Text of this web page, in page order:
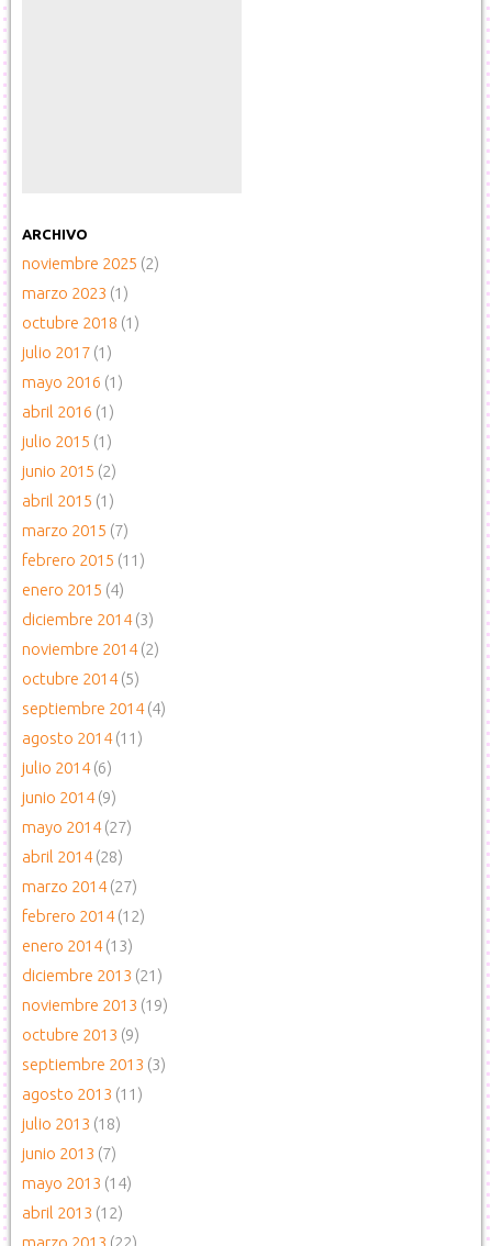
ARCHIVO
noviembre 2025 (2)
marzo 2023 (1)
octubre 2018 (1)
julio 2017 (1)
mayo 2016 (1)
abril 2016 (1)
julio 2015 (1)
junio 2015 (2)
abril 2015 (1)
marzo 2015 (7)
febrero 2015 (11)
enero 2015 (4)
diciembre 2014(3)
noviembre 2014(2)
octubre 2014(5)
septiembre 2014(4)
agosto 2014(11)
julio 2014(6)
junio 2014(9)
mayo 2014(27)
abril 2014(28)
marzo 2014(27)
febrero 2014(12)
enero 2014(13)
diciembre 2013 (21)
noviembre 2013 (19)
octubre 2013 (9)
septiembre 2013 (3)
agosto 2013 (11)
julio 2013 (18)
junio 2013 (7)
mayo 2013 (14)
abril 2013 (12)